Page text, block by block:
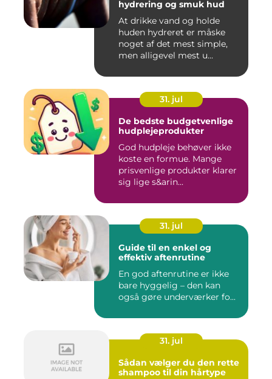
hydrering og smuk hud
At drikke vand og holde
huden hydreret er måske
noget af det mest simple,
men alligevel mest u...
31. jul
De bedste budgetvenlige
hudplejeprodukter
God hudpleje behøver ikke
koste en formue. Mange
prisvenlige produkter klarer
sig lige s&arin...
31. jul
Guide til en enkel og
effektiv aftenrutine
En god aftenrutine er ikke
bare hyggelig – den kan
også gøre underværker fo...
31. jul
Sådan vælger du den rette
shampoo til din hårtype